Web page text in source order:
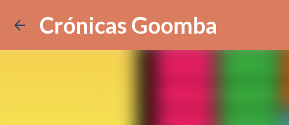
Crónicas Goomba